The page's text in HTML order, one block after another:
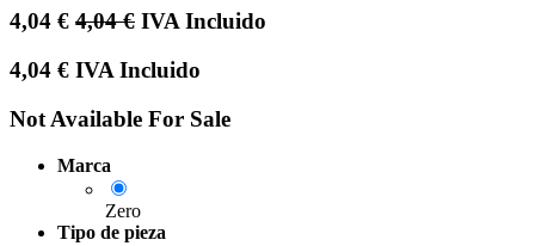
4,04 € 4,04€ IVA Incluido
4,04 € IVA Incluido
Not Available For Sale
Marca
Zero
Tipo de pieza